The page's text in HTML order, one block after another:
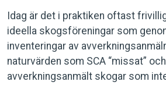
Idag är det i praktiken oftast
ideella skogsföreningar som
inventeringar av
naturvärden som SCA “missat”
avverkningsanmält skogar som